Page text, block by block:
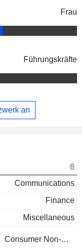
Frau
Führungskräfte
an
8
Communications
Finance
Miscellaneous
Consumer Non-Durables